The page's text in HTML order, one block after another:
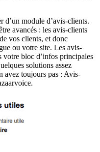
d’un module d’avis-clients.
avancés : les avis-clients
vos clients, et donc
ou votre site. Les avis-
votre bloc d’infos principales
solutions assez
avez toujours pas : Avis-